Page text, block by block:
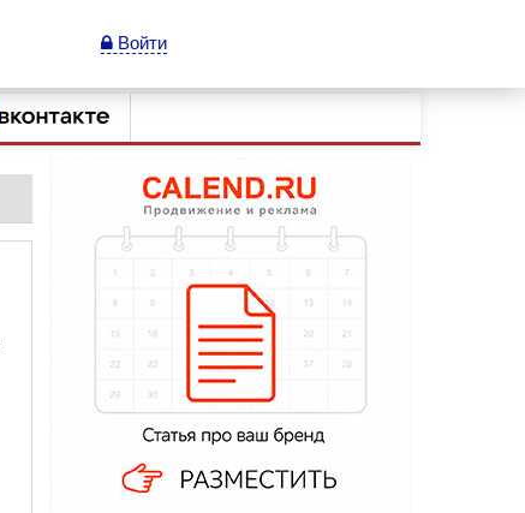
Войти